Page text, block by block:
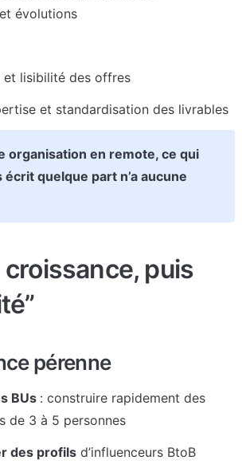
évolutions
et lisibilité des offres
et standardisation des livrables
organisation en remote, ce qui
écrit quelque part n’a aucune
croissance, puis
pérenne
BUs : construire rapidement des
de 3 à 5 personnes
des profils d’influenceurs BtoB